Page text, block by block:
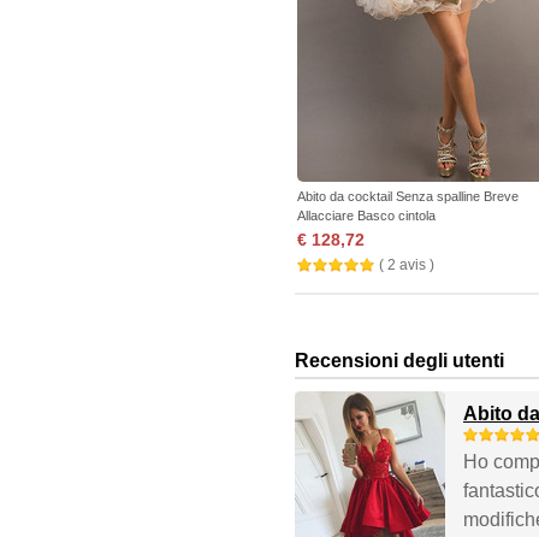
Abito da cocktail Senza spalline Breve
Allacciare Basco cintola
€ 128,72
( 2 avis )
Recensioni degli utenti
Abito
Ho